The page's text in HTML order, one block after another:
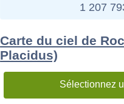
1 207
Carte du ciel de
Placidus)
Sélectionnez